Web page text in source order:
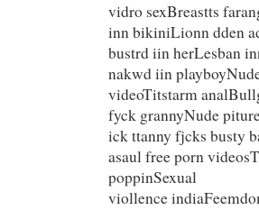
vidro sexBreastts
inn bikiniLionn dden
bustrd iin herLesban
nakwd iin
videoTitstarm
fyck grannyNude
ick ttanny fjcks busty
asaul free porn
poppinSexual
viollence